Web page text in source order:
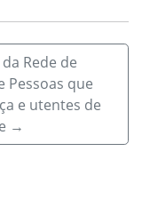
Rede de
Pessoas que
e utentes de
→